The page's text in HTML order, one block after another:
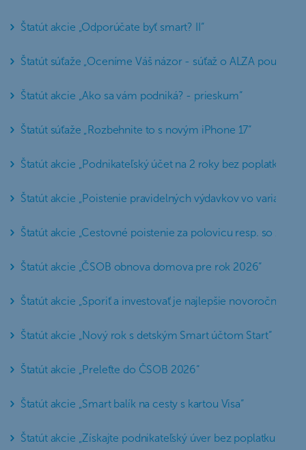
Štatút akcie „Odporúčate byť smart? II“
Štatút súťaže „Oceníme Váš názor - súťaž o ALZA poukážky"
Štatút akcie „Ako sa vám podniká? - prieskum“
Štatút súťaže „Rozbehnite to s novým iPhone 17“
Štatút akcie „Podnikateľský účet na 2 roky bez poplatku“
Štatút akcie „Poistenie pravidelných výdavkov vo variante
Štatút akcie „Cestovné poistenie za polovicu resp. so
Štatút akcie „ČSOB obnova domova pre rok 2026“
Štatút akcie „Sporiť a investovať je najlepšie novoročné
Štatút akcie „Nový rok s detským Smart účtom Start“
Štatút akcie „Preleťte do ČSOB 2026“
Štatút akcie „Smart balík na cesty s kartou Visa“
Štatút akcie „Získajte podnikateľský úver bez poplatku“